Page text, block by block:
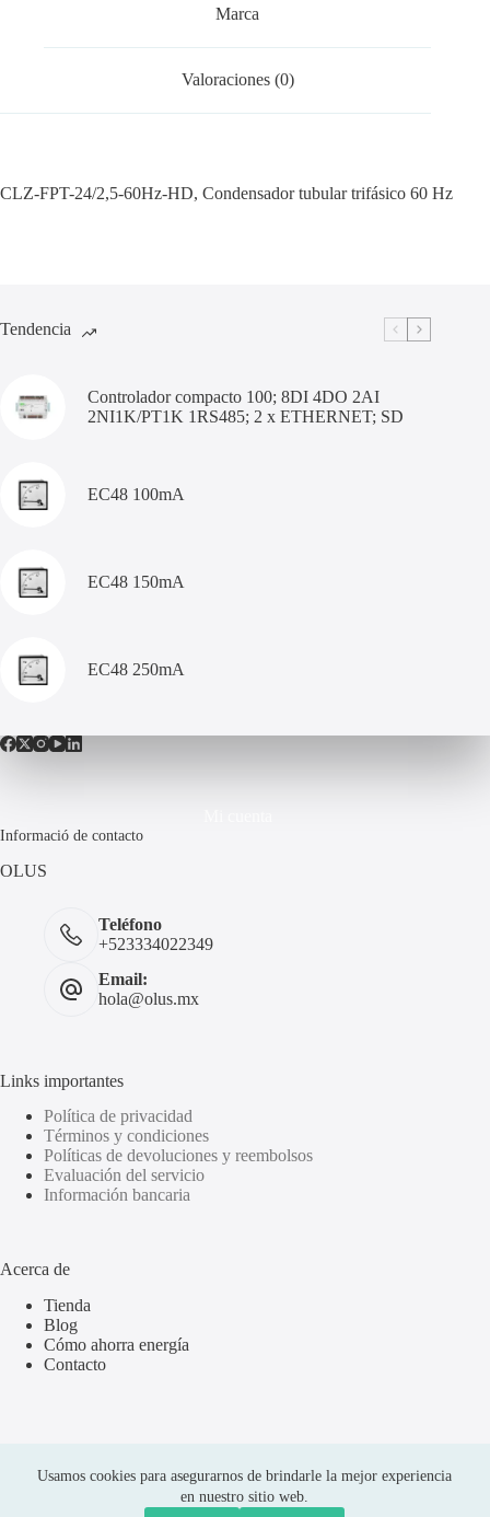
Usamos cookies para asegurarnos de brindarle la mejor experiencia
en nuestro sitio web.
Marca
Valoraciones (0)
CLZ-FPT-24/2,5-60Hz-HD, Condensador tubular trifásico 60 Hz
Tendencia
Controlador compacto 100; 8DI 4DO 2AI
2NI1K/PT1K 1RS485; 2 x ETHERNET; SD
EC48 100mA
EC48 150mA
EC48 250mA
Informació de contacto
OLUS
Teléfono
+523334022349
Email:
hola@olus.mx
Links importantes
Política de privacidad
Términos y condiciones
Políticas de devoluciones y reembolsos
Evaluación del servicio
Información bancaria
Acerca de
Tienda
Blog
Cómo ahorra energía
Contacto